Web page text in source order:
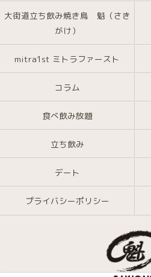
大街道立ち飲み焼き鳥 魁（さき
がけ）
mitra1st ミトラファースト
コラム
食べ飲み放題
立ち飲み
デート
プライバシーポリシー